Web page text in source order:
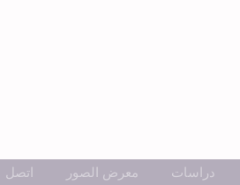
دراسات معرض الصور اتصل